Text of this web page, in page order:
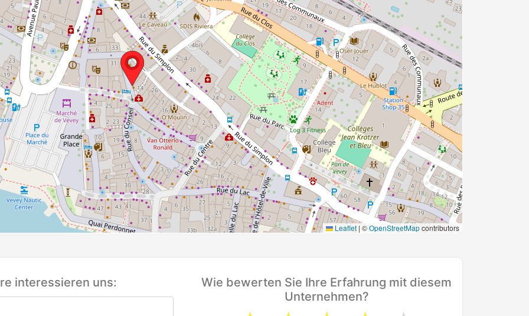
Leaflet | ©OpenStreetMapcontributors
Wie bewerten Sie Ihre Erfahrung mit diesem
Unternehmen?
interessieren uns: